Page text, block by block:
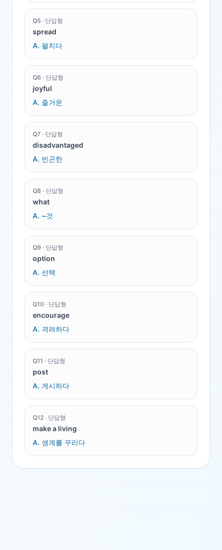
Q5 · 단답형
spread
A. 펼치다
Q6 · 단답형
joyful
A. 즐거운
Q7 · 단답형
disadvantaged
A. 빈곤한
Q8 · 단답형
what
A. ~것
Q9 · 단답형
option
A. 선택
Q10 · 단답형
encourage
A. 격려하다
Q11 · 단답형
post
A. 게시하다
Q12 · 단답형
make a living
A. 생계를 꾸리다